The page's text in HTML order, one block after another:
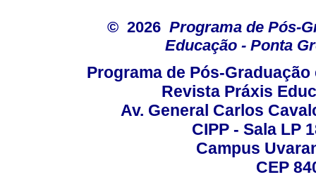
© 2026 Programa de Pós-
Educação - Ponta
Programa de Pós-Graduação
Revista Práxis
Av. General Carlos
CIPP - Sala LP
Campus
CEP